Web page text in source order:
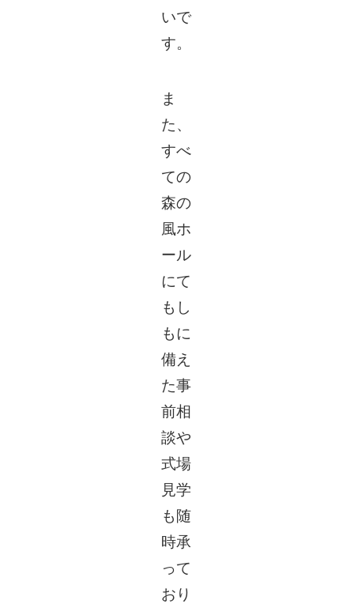
いで
す。
ま
た、
すべ
ての
森の
風ホ
ール
にて
もし
もに
備え
た事
前相
談や
式場
見学
も随
時承
って
おり